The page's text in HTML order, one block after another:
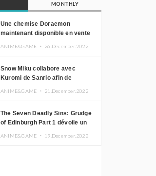
MONTHLY
Une chemise Doraemon
maintenant disponible en vente
ANIME&GAME ・ 26.December.2022
Snow Miku collabore avec
Kuromi de Sanrio afin de
ANIME&GAME ・ 21.December.2022
The Seven Deadly Sins: Grudge
of Edinburgh Part 1 dévoile un
ANIME&GAME ・ 19.December.2022